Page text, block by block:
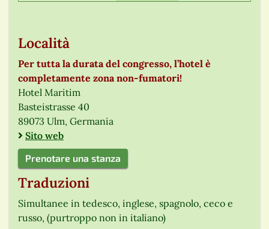
Località
Per tutta la durata del congresso, l’hotel è
completamente zona non-fumatori!
Hotel Maritim
Basteistrasse 40
89073 Ulm, Germania
Sito web
Prenotare una stanza
Traduzioni
Simultanee in tedesco, inglese, spagnolo, ceco e
russo, (purtroppo non in italiano)